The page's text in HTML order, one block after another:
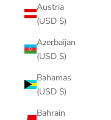
Austria
(USD $)
Azerbaijan
(USD $)
Bahamas
(USD $)
Bahrain